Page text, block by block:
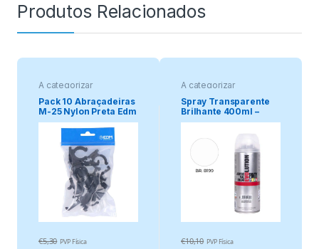
Produtos Relacionados
A categorizar
Pack 10 Abraçadeiras
M-25 Nylon Preta Edm
€5,30 PVP Física
A categorizar
Spray Transparente
Brilhante 400ml –
Evolution
€10,10 PVP Física